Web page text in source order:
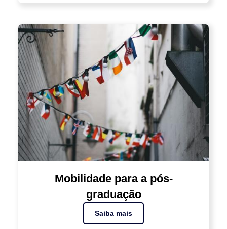
Mobilidade para a pós-
graduação
Saiba mais